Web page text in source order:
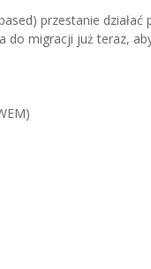
przestanie działać
migracji już teraz,